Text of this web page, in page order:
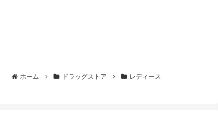
ホーム ドラッグストア レディース